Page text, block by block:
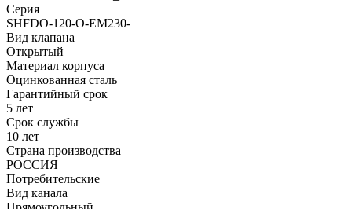
Серия
SHFDO-120-O-EM230-
Вид клапана
Открытый
Материал корпуса
Оцинкованная сталь
Гарантийный срок
5 лет
Срок службы
10 лет
Страна производства
РОССИЯ
Потребительские
Вид канала